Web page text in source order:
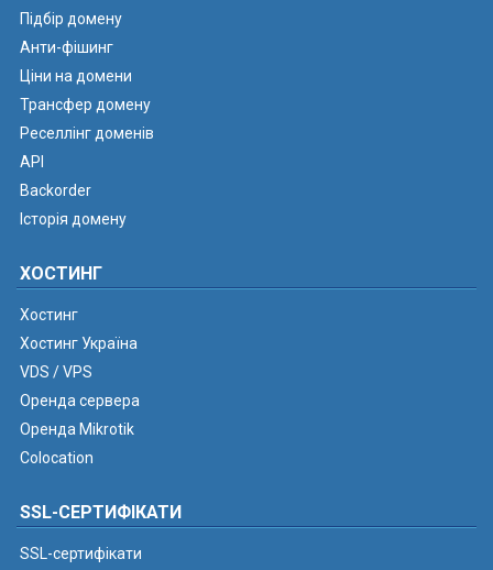
Підбір домену
Анти-фішинг
Ціни на домени
Трансфер домену
Реселлінг доменів
API
Backorder
Історія домену
ХОСТИНГ
Хостинг
Хостинг Україна
VDS / VPS
Оренда сервера
Оренда Mikrotik
Colocation
SSL-СЕРТИФІКАТИ
SSL-сертифікати